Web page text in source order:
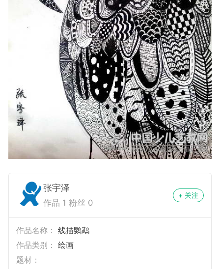
张宇泽
作品 1 粉丝 0
+ 关注
作品名称： 线描鹦鹉
作品类别： 绘画
题材：